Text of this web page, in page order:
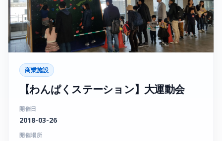
商業施設
【わんぱくステーション】大運動会
開催日
2018-03-26
開催場所